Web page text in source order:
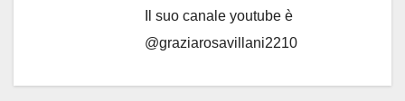
Il suo canale youtube è
@graziarosavillani2210